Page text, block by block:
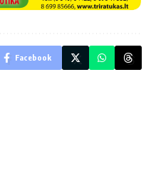
Facebook